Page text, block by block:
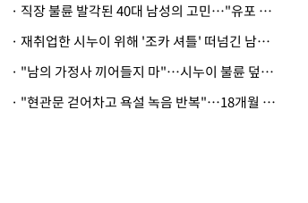
· 직장 불륜 발각된 40대 남성의 고민…"유포 동료 명예훼손·협박죄 고소 가능할까"
· 재취업한 시누이 위해 '조카 셔틀' 떠넘긴 남편…아내 "난 못한다"
· "남의 가정사 끼어들지 마"…시누이 불륜 덮으려는 남편에 억울한 아내
· "현관문 걷어차고 욕설 녹음 반복"…18개월 아기 키우는 집 뒤흔든 '앞집의 비극'